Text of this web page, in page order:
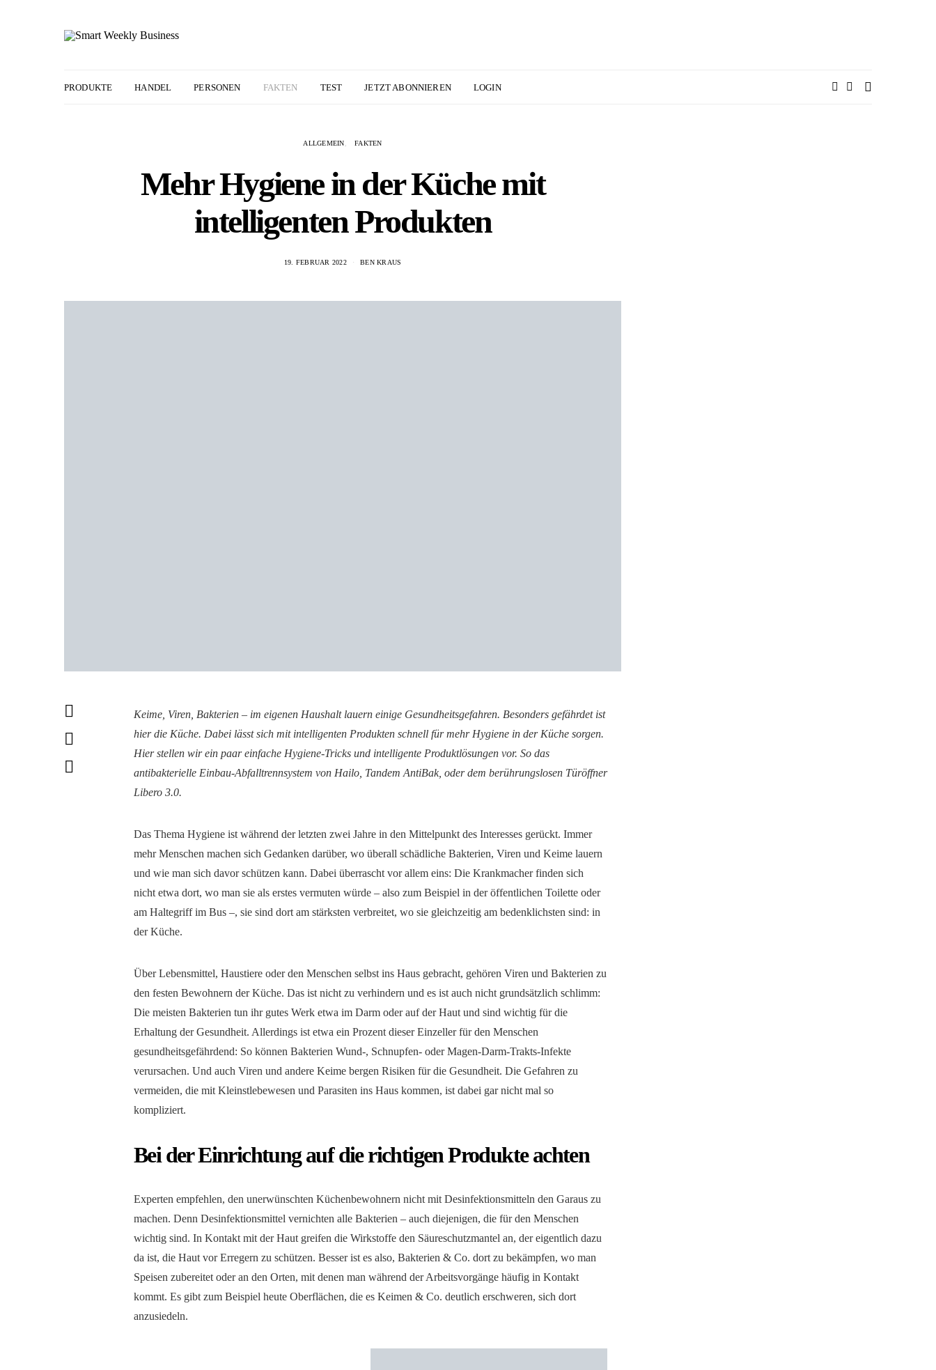
PRODUKTE HANDEL PERSONEN FAKTEN TEST JETZT ABONNIEREN LOGIN
ALLGEMEIN FAKTEN
Mehr Hygiene in der Küche mit
intelligenten Produkten
19. FEBRUAR 2022 BEN KRAUS
Keime, Viren, Bakterien – im eigenen Haushalt lauern einige Gesundheitsgefahren. Besonders gefährdet ist
hier die Küche. Dabei lässt sich mit intelligenten Produkten schnell für mehr Hygiene in der Küche sorgen.
Hier stellen wir ein paar einfache Hygiene-Tricks und intelligente Produktlösungen vor. So das
antibakterielle Einbau-Abfalltrennsystem von Hailo, Tandem AntiBak, oder dem berührungslosen Türöffner
Libero 3.0.
Das Thema Hygiene ist während der letzten zwei Jahre in den Mittelpunkt des Interesses gerückt. Immer
mehr Menschen machen sich Gedanken darüber, wo überall schädliche Bakterien, Viren und Keime lauern
und wie man sich davor schützen kann. Dabei überrascht vor allem eins: Die Krankmacher finden sich
nicht etwa dort, wo man sie als erstes vermuten würde – also zum Beispiel in der öffentlichen Toilette oder
am Haltegriff im Bus –, sie sind dort am stärksten verbreitet, wo sie gleichzeitig am bedenklichsten sind: in
der Küche.
Über Lebensmittel, Haustiere oder den Menschen selbst ins Haus gebracht, gehören Viren und Bakterien zu
den festen Bewohnern der Küche. Das ist nicht zu verhindern und es ist auch nicht grundsätzlich schlimm:
Die meisten Bakterien tun ihr gutes Werk etwa im Darm oder auf der Haut und sind wichtig für die
Erhaltung der Gesundheit. Allerdings ist etwa ein Prozent dieser Einzeller für den Menschen
gesundheitsgefährdend: So können Bakterien Wund-, Schnupfen- oder Magen-Darm-Trakts-Infekte
verursachen. Und auch Viren und andere Keime bergen Risiken für die Gesundheit. Die Gefahren zu
vermeiden, die mit Kleinstlebewesen und Parasiten ins Haus kommen, ist dabei gar nicht mal so
kompliziert.
Bei der Einrichtung auf die richtigen Produkte achten
Experten empfehlen, den unerwünschten Küchenbewohnern nicht mit Desinfektionsmitteln den Garaus zu
machen. Denn Desinfektionsmittel vernichten alle Bakterien – auch diejenigen, die für den Menschen
wichtig sind. In Kontakt mit der Haut greifen die Wirkstoffe den Säureschutzmantel an, der eigentlich dazu
da ist, die Haut vor Erregern zu schützen. Besser ist es also, Bakterien & Co. dort zu bekämpfen, wo man
Speisen zubereitet oder an den Orten, mit denen man während der Arbeitsvorgänge häufig in Kontakt
kommt. Es gibt zum Beispiel heute Oberflächen, die es Keimen & Co. deutlich erschweren, sich dort
anzusiedeln.